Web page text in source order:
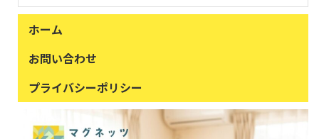
ホーム
お問い合わせ
プライバシーポリシー